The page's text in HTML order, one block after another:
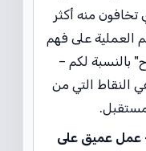
تخافون منه أكثر
العملية على فهم
بالنسبة لكم –
النقاط التي من
عمل عميق على